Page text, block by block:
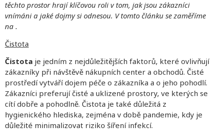
těchto prostor hrají klíčovou roli v tom, jak jsou zákazníci
vnímáni a jaké dojmy si odnesou. V tomto článku se zaměříme
na .
Čistota
Čistota je jedním z nejdůležitějších faktorů, které ovlivňují
zákazníky při návštěvě nákupních center a obchodů. Čisté
prostředí vytváří dojem péče o zákazníka a o jeho pohodlí.
Zákazníci preferují čisté a uklizené prostory, ve kterých se
cítí dobře a pohodlně. Čistota je také důležitá z
hygienického hlediska, zejména v době pandemie, kdy je
důležité minimalizovat riziko šíření infekcí.